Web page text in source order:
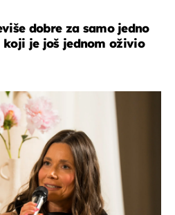
dobre za samo jedno
je još jednom oživio